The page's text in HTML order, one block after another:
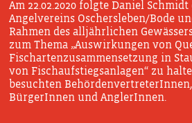
Am 22.02.2020 folgte Daniel
Angelvereins Oschersleben/Bode
Rahmen des alljährlichen
zum Thema „Auswirkungen von
Fischartenzusammensetzung in
von Fischaufstiegsanlagen“ zu
besuchten
BürgerInnen und AnglerInnen.